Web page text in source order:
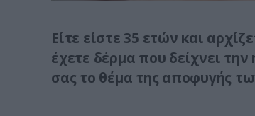
Είτε είστε 35 ετών και
έχετε δέρμα που δείχνει
σας το θέμα της αποφυγής